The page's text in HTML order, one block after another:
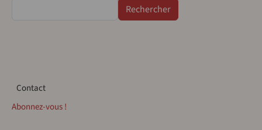
Contact
Contact
Abonnez-vous !